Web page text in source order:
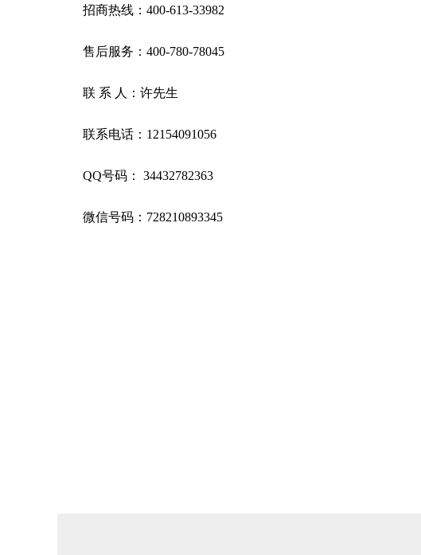
招商热线：400-613-33982
售后服务：400-780-78045
联 系 人：许先生
联系电话：12154091056
QQ号码： 34432782363
微信号码：728210893345